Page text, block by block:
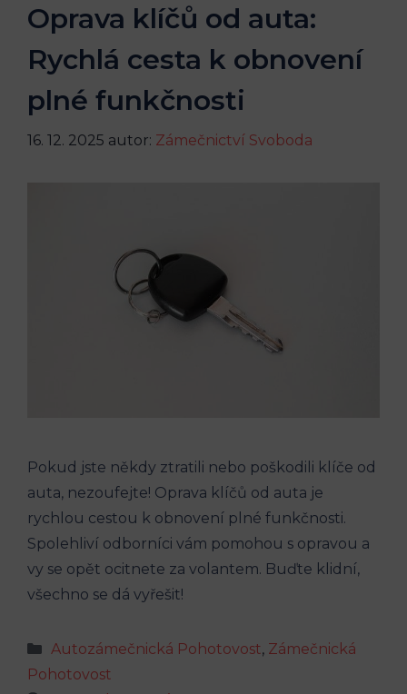
Oprava klíčů od auta:
Rychlá cesta k obnovení
plné funkčnosti
16. 12. 2025 autor: Zámečnictví Svoboda
Pokud jste někdy ztratili nebo poškodili klíče od
auta, nezoufejte! Oprava klíčů od auta je
rychlou cestou k obnovení plné funkčnosti.
Spolehliví odborníci vám pomohou s opravou a
vy se opět ocitnete za volantem. Buďte klidní,
všechno se dá vyřešit!
Rubriky
Autozámečnická Pohotovost, Zámečnická
Pohotovost